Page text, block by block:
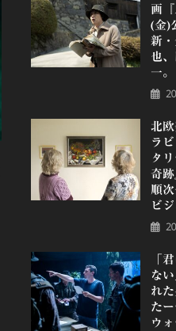
画
(金)
新
也
一。
北
ラ
タ
奇
順
ビ
「
な
れ
た
ウ